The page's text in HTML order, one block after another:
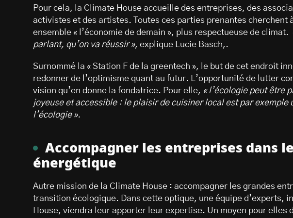
Pour cela, la Climate House accueille des entreprises, des
activistes et des artistes. Toutes ces parties prenantes cherchent
ensemble « l’économie de demain », plus respectueuse de climat.
parlant, qu’on va réussir », explique Lucie Basch,.
Surnommé la « Station F de la greentech », le but de cet endroit
redonner de l’optimisme quant au futur. L’opportunité de lutter
vision qu’en donne la fondatrice. Pour elle, « l’écologie peut être
joyeuse et accessible : le plaisir de cuisiner local est par exemple
l’écologie ».
Accompagner les entreprises dans
énergétique
Autre mission de la Climate House : accompagner les grandes
transition écologique. Dans cette optique, une équipe d’experts,
House, viendra leur apporter leur expertise. Un moyen pour elles